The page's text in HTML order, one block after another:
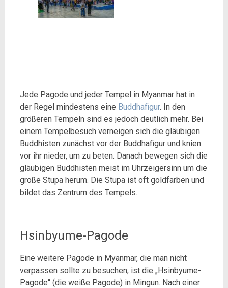
Jede Pagode und jeder Tempel in Myanmar hat in
der Regel mindestens eine Buddhafigur. In den
größeren Tempeln sind es jedoch deutlich mehr. Bei
einem Tempelbesuch verneigen sich die gläubigen
Buddhisten zunächst vor der Buddhafigur und knien
vor ihr nieder, um zu beten. Danach bewegen sich die
gläubigen Buddhisten meist im Uhrzeigersinn um die
große Stupa herum. Die Stupa ist oft goldfarben und
bildet das Zentrum des Tempels.
Hsinbyume-Pagode
Eine weitere Pagode in Myanmar, die man nicht
verpassen sollte zu besuchen, ist die „Hsinbyume-
Pagode“ (die weiße Pagode) in Mingun. Nach einer